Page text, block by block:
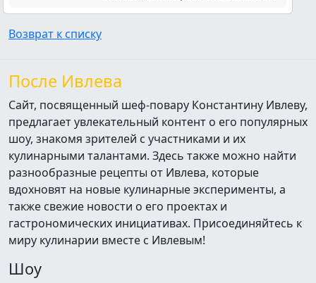
Возврат к списку
После Ивлева
Сайт, посвященный шеф-повару Константину Ивлеву,
предлагает увлекательный контент о его популярных
шоу, знакомя зрителей с участниками и их
кулинарными талантами. Здесь также можно найти
разнообразные рецепты от Ивлева, которые
вдохновят на новые кулинарные эксперименты, а
также свежие новости о его проектах и
гастрономических инициативах. Присоединяйтесь к
миру кулинарии вместе с Ивлевым!
Шоу